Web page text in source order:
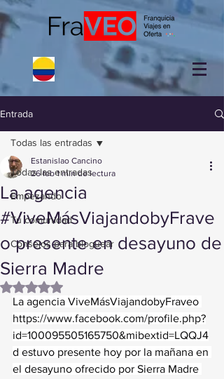
Entrada
Todas las entradas
Empezando
Tu comunidad
Consejos para bloguear
Todas las entradas
La agencia
#ViveMásViajandobyFrave
o presente en desayuno de
Sierra Madre
Estanislao Cancino
26 feb 1 min de lectura
Obtuvo NaN de 5 estrellas.
La agencia ViveMásViajandobyFraveo
https://www.facebook.com/profile.php?
id=100095505165750&mibextid=LQQJ4
d estuvo presente hoy por la mañana en
el desayuno ofrecido por Sierra Madre